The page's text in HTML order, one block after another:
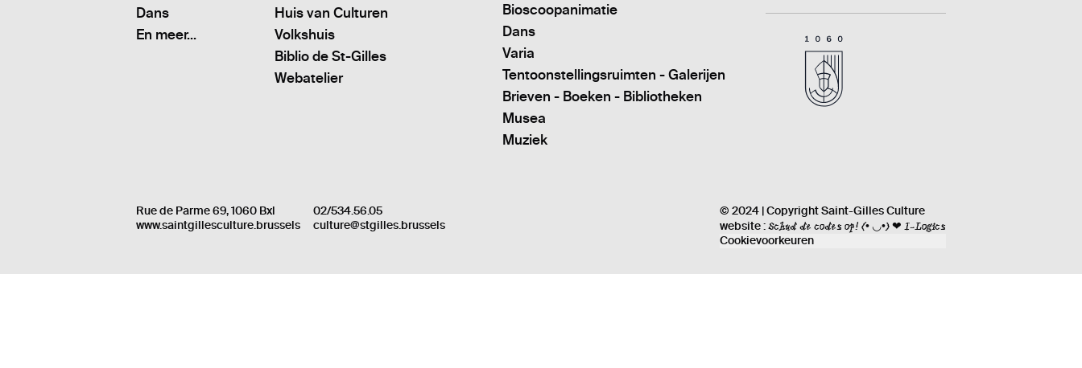
Dans
En meer...
Huis van Culturen
Volkshuis
Biblio de St-Gilles
Webatelier
Bioscoopanimatie
Dans
Varia
Tentoonstellingsruimten - Galerijen
Brieven - Boeken - Bibliotheken
Musea
Muziek
Rue de Parme 69, 1060 Bxl
www.saintgillesculture.brussels
02/534.56.05
culture@stgilles.brussels
© 2024 | Copyright Saint-Gilles Culture
website :Schud de codes op! (• ◡•) ❤ I-Logics
Cookievoorkeuren